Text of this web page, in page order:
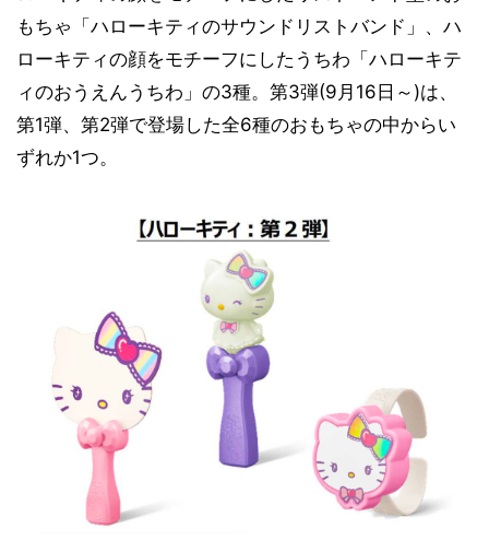
もちゃ「ハローキティのサウンドリストバンド」、ハ
ローキティの顔をモチーフにしたうちわ「ハローキテ
ィのおうえんうちわ」の3種。第3弾(9月16日～)は、
第1弾、第2弾で登場した全6種のおもちゃの中からい
ずれか1つ。